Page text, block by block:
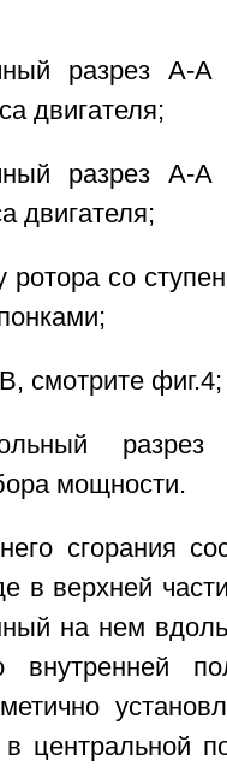
разрез А-А
двигателя;
разрез А-А
двигателя;
ротора со
смотрите фиг.4;
разрез
мощности.
сгорания
в верхней
на нем
внутренней
центральной